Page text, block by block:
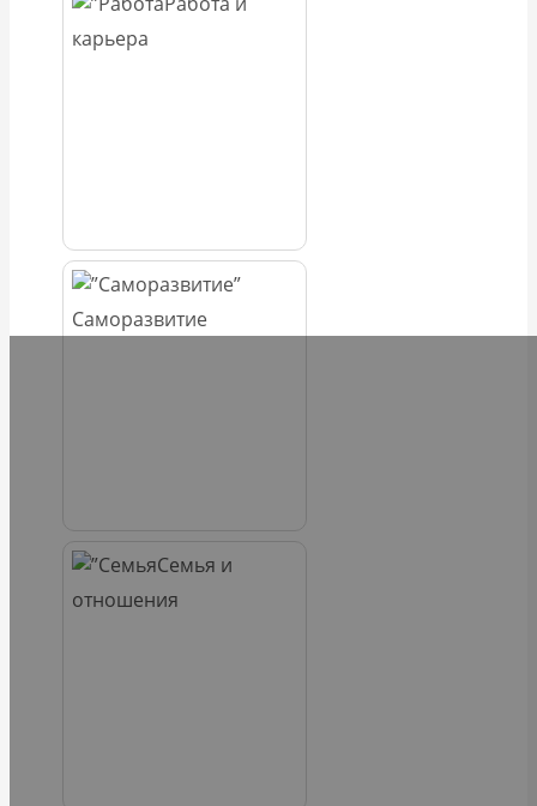
карьера
Саморазвитие
Семья и
отношения